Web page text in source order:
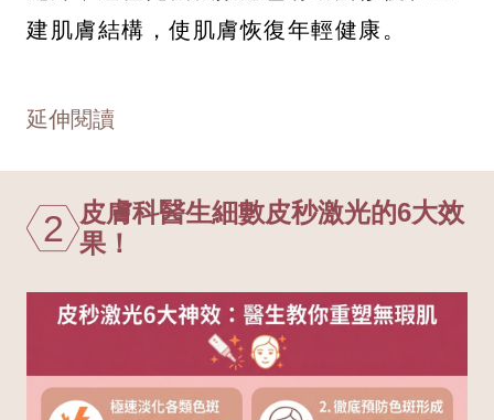
建肌膚結構，使肌膚恢復年輕健康。
延伸閱讀
2 皮膚科醫生細數皮秒激光的6大效
果！